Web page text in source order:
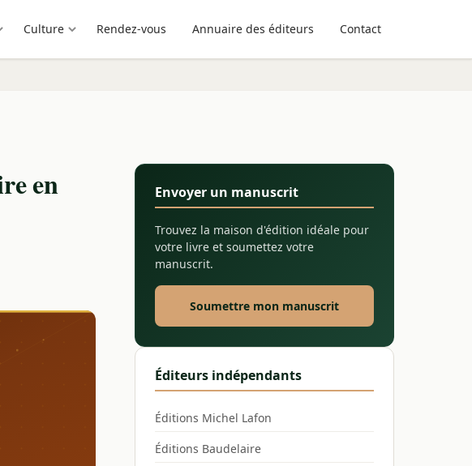
Culture Rendez-vous Annuaire des éditeurs Contact
en
Envoyer un manuscrit
Trouvez la maison d'édition idéale pour
votre livre et soumettez votre
manuscrit.
Soumettre mon manuscrit
Éditeurs indépendants
Éditions Michel Lafon
Éditions Baudelaire